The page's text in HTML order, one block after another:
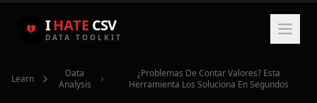
IHATE CSV
DATA TOOLKIT
Learn
Data
Analysis
¿problemas De Contar Valores? Esta
Herramienta Los Soluciona En Segundos